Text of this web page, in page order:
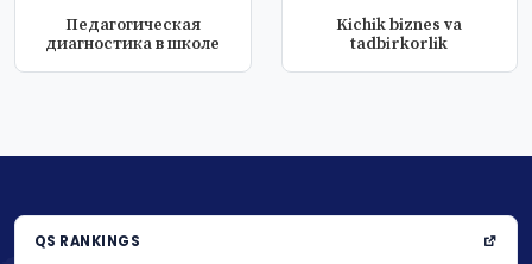
Педагогическая
диагностика в школе
Kichik biznes va
tadbirkorlik
QS RANKINGS